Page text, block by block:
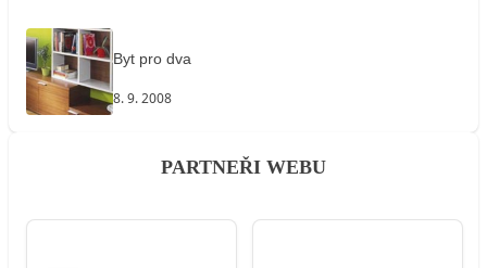
Byt pro dva
8. 9. 2008
PARTNEŘI WEBU